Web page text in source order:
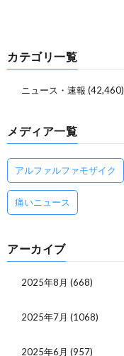
カテゴリ一覧
ニュース・速報 (42,460)
メディア一覧
アルファルファモザイク
痛いニュース
アーカイブ
2025年8月 (668)
2025年7月 (1068)
2025年6月 (957)